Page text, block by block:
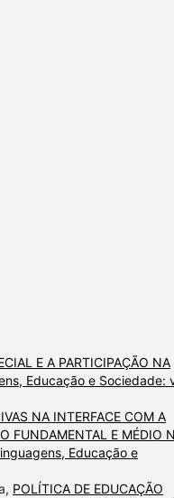
E A PARTICIPAÇÃO NA
Educação e Sociedade:
NA INTERFACE COM A
FUNDAMENTAL E MÉDIO
Educação e
POLÍTICA DE EDUCAÇÃO